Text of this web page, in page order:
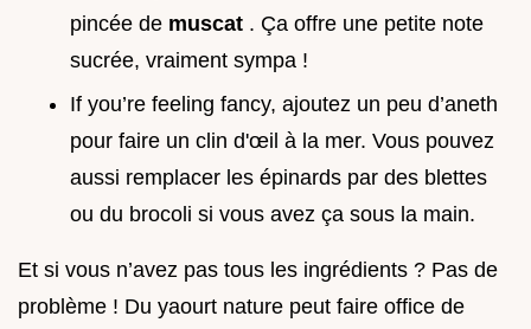
pincée de muscat . Ça offre une petite note
sucrée, vraiment sympa !
If you’re feeling fancy, ajoutez un peu d’aneth
pour faire un clin d'œil à la mer. Vous pouvez
aussi remplacer les épinards par des blettes
ou du brocoli si vous avez ça sous la main.
Et si vous n’avez pas tous les ingrédients ? Pas de
problème ! Du yaourt nature peut faire office de